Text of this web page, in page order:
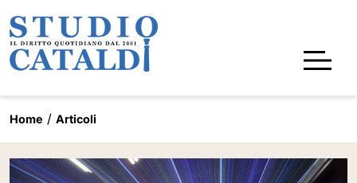
Home Articoli